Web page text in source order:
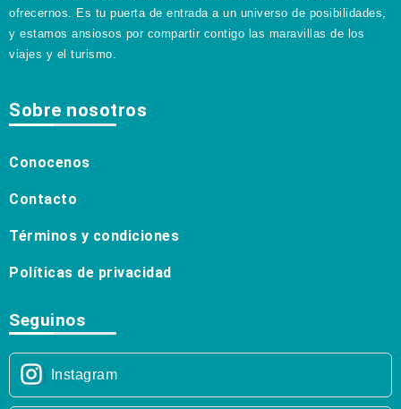
ofrecernos. Es tu puerta de entrada a un universo de posibilidades,
y estamos ansiosos por compartir contigo las maravillas de los
viajes y el turismo.
Sobre nosotros
Conocenos
Contacto
Términos y condiciones
Políticas de privacidad
Seguinos
Instagram